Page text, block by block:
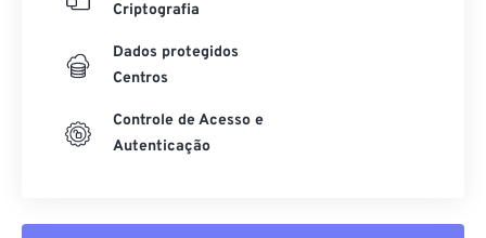
Criptografia
Dados protegidos
Centros
Controle de Acesso e
Autenticação